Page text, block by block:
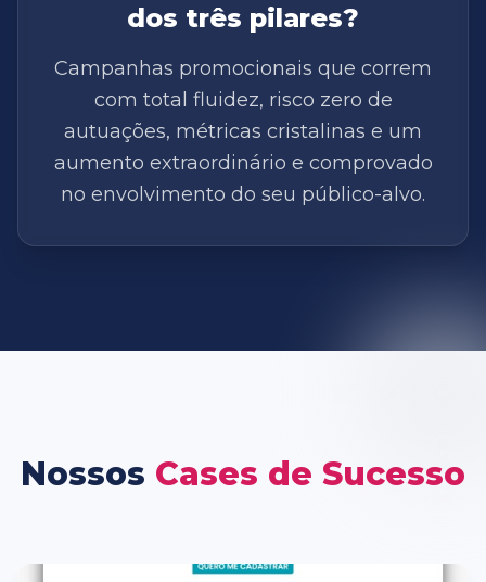
dos três pilares?
Campanhas promocionais que correm
com total fluidez, risco zero de
autuações, métricas cristalinas e um
aumento extraordinário e comprovado
no envolvimento do seu público-alvo.
Nossos Cases de Sucesso